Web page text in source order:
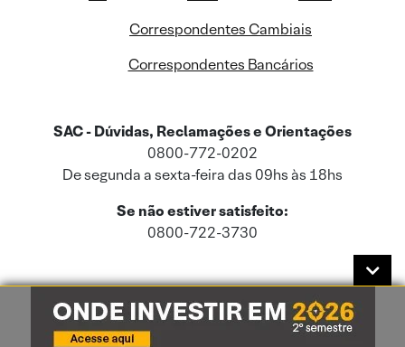
Correspondentes Cambiais
Correspondentes Bancários
SAC - Dúvidas, Reclamações e Orientações
0800-772-0202
De segunda a sexta-feira das 09hs às 18hs
Se não estiver satisfeito:
0800-722-3730
Este site usa cookies e dados pessoais de acordo com a nossaPolítica de
Cookies
e a nossaPolítica de Privacidade.